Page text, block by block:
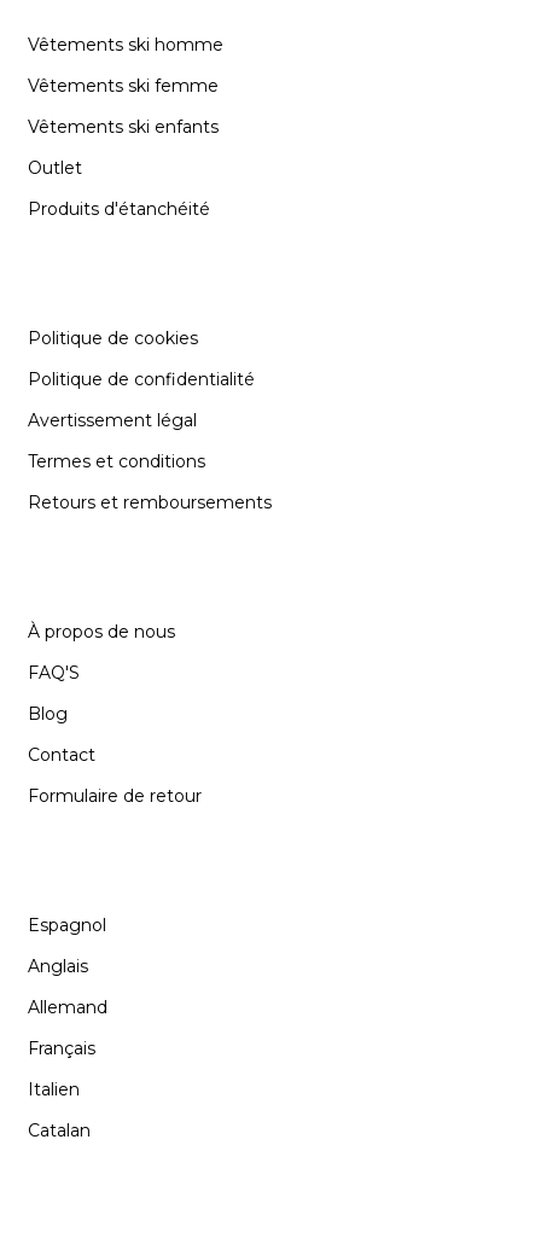
Vêtements ski homme
Vêtements ski femme
Vêtements ski enfants
Outlet
Produits d'étanchéité
Politique de cookies
Politique de confidentialité
Avertissement légal
Termes et conditions
Retours et remboursements
À propos de nous
FAQ'S
Blog
Contact
Formulaire de retour
Espagnol
Anglais
Allemand
Français
Italien
Catalan